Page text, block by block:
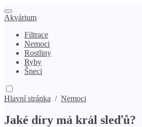
Akvárium
Filtrace
Nemoci
Rostliny
Ryby
Šneci
Hlavní stránka / Nemoci
Jaké díry má král sleďů?